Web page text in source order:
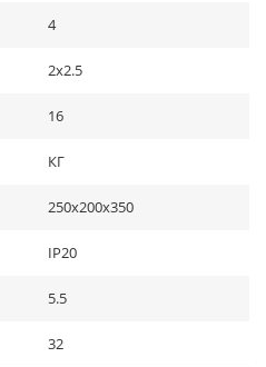
4
2х2.5
16
КГ
250х200х350
IP20
5.5
32